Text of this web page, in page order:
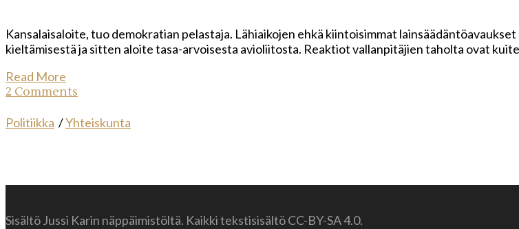
Kansalaisaloite, tuo demokratian pelastaja. Lähiaikojen ehkä kiintoisimmat
kieltämisestä ja sitten aloite tasa-arvoisesta avioliitosta. Reaktiot vallanpitäjien taholta ovat
Read More
2 Comments
Politiikka /Yhteiskunta
Sisältö Jussi Karin näppäimistöltä. Kaikki tekstisisältö CC-BY-SA 4.0.